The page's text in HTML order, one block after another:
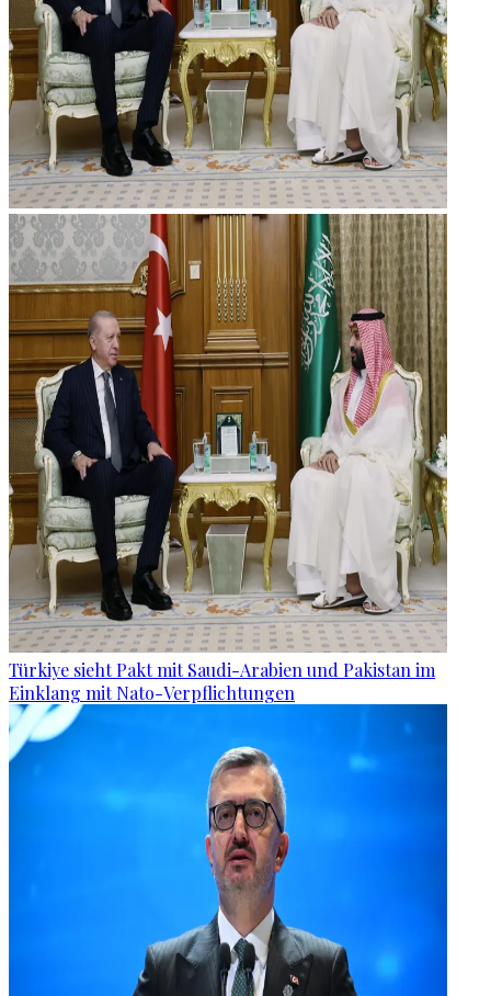
Türkiye sieht Pakt mit Saudi-Arabien und Pakistan im
Einklang mit Nato-Verpflichtungen